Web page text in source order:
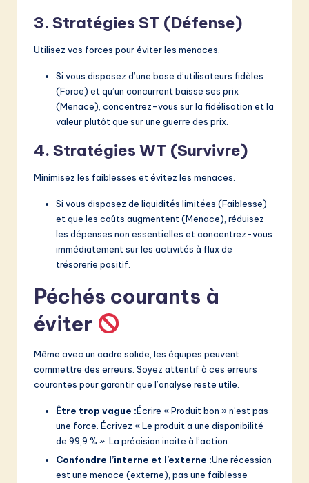
3. Stratégies ST (Défense)
Utilisez vos forces pour éviter les menaces.
Si vous disposez d’une base d’utilisateurs fidèles
(Force) et qu’un concurrent baisse ses prix
(Menace), concentrez-vous sur la fidélisation et la
valeur plutôt que sur une guerre des prix.
4. Stratégies WT (Survivre)
Minimisez les faiblesses et évitez les menaces.
Si vous disposez de liquidités limitées (Faiblesse)
et que les coûts augmentent (Menace), réduisez
les dépenses non essentielles et concentrez-vous
immédiatement sur les activités à flux de
trésorerie positif.
Péchés courants à
éviter
Même avec un cadre solide, les équipes peuvent
commettre des erreurs. Soyez attentif à ces erreurs
courantes pour garantir que l’analyse reste utile.
Être trop vague :Écrire « Produit bon » n’est pas
une force. Écrivez « Le produit a une disponibilité
de 99,9 % ». La précision incite à l’action.
Confondre l’interne et l’externe :Une récession
est une menace (externe), pas une faiblesse